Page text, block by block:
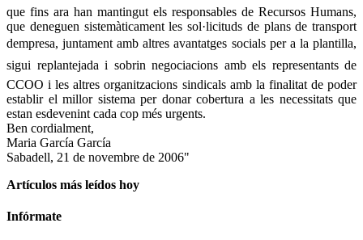
que fins ara han mantingut els responsables de Recursos Humans,
que deneguen sistemàticament les sol·licituds de plans de transport
dempresa, juntament amb altres avantatges socials per a la plantilla,
sigui replantejada i sobrin negociacions amb els representants de
CCOO i les altres organitzacions sindicals amb la finalitat de poder
establir el millor sistema per donar cobertura a les necessitats que
estan esdevenint cada cop més urgents.
Ben cordialment,
Maria García García
Sabadell, 21 de novembre de 2006"
Artículos más leídos hoy
Infórmate